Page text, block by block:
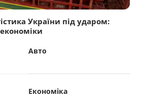
України під ударом:
Авто
Економіка